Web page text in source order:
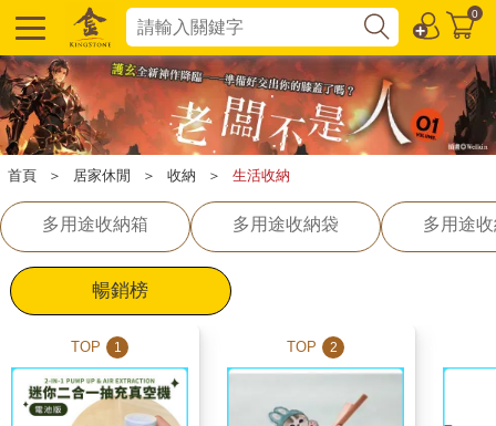
0
首頁 ＞ 居家休閒 ＞ 收納 ＞ 生活收納
多用途收納箱 多用途收納袋 多用途
暢銷榜
TOP 1 TOP 2